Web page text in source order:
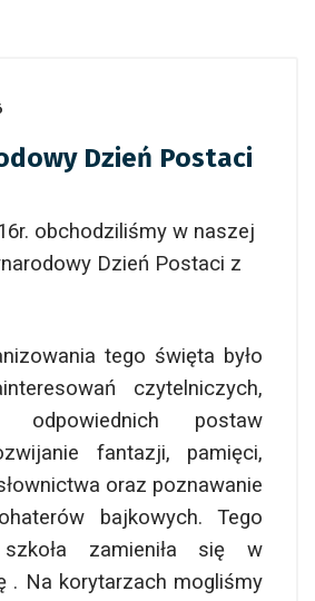
Dzień Postaci
obchodziliśmy w naszej
Dzień Postaci z
tego święta było
czytelniczych,
odpowiednich postaw
fantazji, pamięci,
oraz poznawanie
bajkowych. Tego
zamieniła się w
. Na korytarzach mogliśmy